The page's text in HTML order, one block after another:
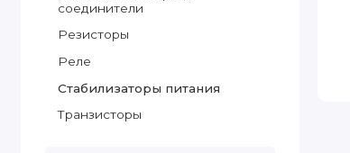
соединители
Резисторы
Реле
Стабилизаторы питания
Транзисторы